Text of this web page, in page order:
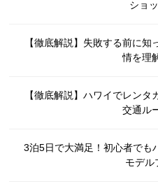
ショ
【徹底解説】失敗する前に
情を理
【徹底解説】ハワイでレン
交通ル
3泊5日で大満足！初心者でも
モデル